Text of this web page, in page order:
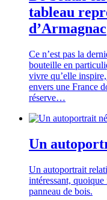
tableau
d’Armagnac
Ce n’est pas la
bouteille en
vivre qu’elle
envers une France
réserve…
Un
Un autoportrait
intéressant,
panneau de bois.